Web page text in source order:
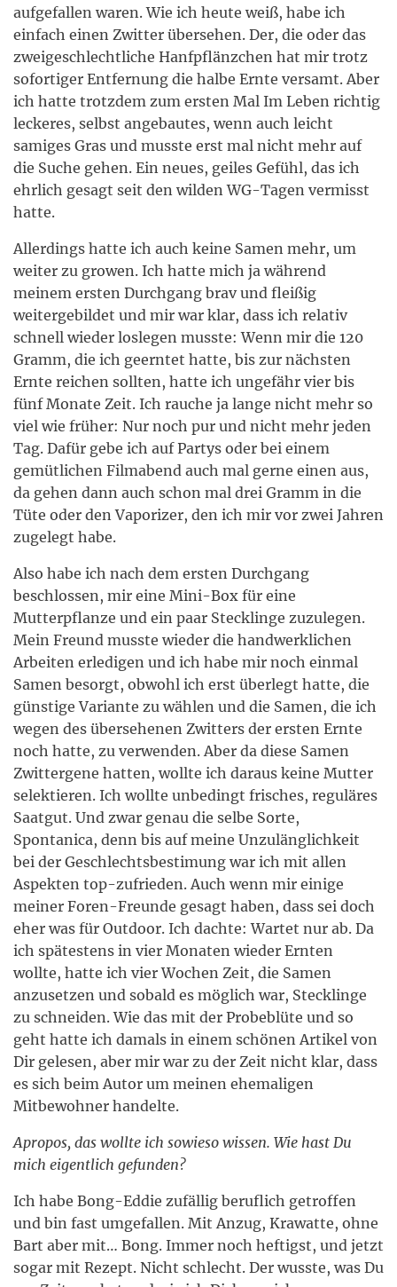
aufgefallen waren. Wie ich heute weiß, habe ich
einfach einen Zwitter übersehen. Der, die oder das
zweigeschlechtliche Hanfpflänzchen hat mir trotz
sofortiger Entfernung die halbe Ernte versamt. Aber
ich hatte trotzdem zum ersten Mal Im Leben richtig
leckeres, selbst angebautes, wenn auch leicht
samiges Gras und musste erst mal nicht mehr auf
die Suche gehen. Ein neues, geiles Gefühl, das ich
ehrlich gesagt seit den wilden WG-Tagen vermisst
hatte.
Allerdings hatte ich auch keine Samen mehr, um
weiter zu growen. Ich hatte mich ja während
meinem ersten Durchgang brav und fleißig
weitergebildet und mir war klar, dass ich relativ
schnell wieder loslegen musste: Wenn mir die 120
Gramm, die ich geerntet hatte, bis zur nächsten
Ernte reichen sollten, hatte ich ungefähr vier bis
fünf Monate Zeit. Ich rauche ja lange nicht mehr so
viel wie früher: Nur noch pur und nicht mehr jeden
Tag. Dafür gebe ich auf Partys oder bei einem
gemütlichen Filmabend auch mal gerne einen aus,
da gehen dann auch schon mal drei Gramm in die
Tüte oder den Vaporizer, den ich mir vor zwei Jahren
zugelegt habe.
Also habe ich nach dem ersten Durchgang
beschlossen, mir eine Mini-Box für eine
Mutterpflanze und ein paar Stecklinge zuzulegen.
Mein Freund musste wieder die handwerklichen
Arbeiten erledigen und ich habe mir noch einmal
Samen besorgt, obwohl ich erst überlegt hatte, die
günstige Variante zu wählen und die Samen, die ich
wegen des übersehenen Zwitters der ersten Ernte
noch hatte, zu verwenden. Aber da diese Samen
Zwittergene hatten, wollte ich daraus keine Mutter
selektieren. Ich wollte unbedingt frisches, reguläres
Saatgut. Und zwar genau die selbe Sorte,
Spontanica, denn bis auf meine Unzulänglichkeit
bei der Geschlechtsbestimung war ich mit allen
Aspekten top-zufrieden. Auch wenn mir einige
meiner Foren-Freunde gesagt haben, dass sei doch
eher was für Outdoor. Ich dachte: Wartet nur ab. Da
ich spätestens in vier Monaten wieder Ernten
wollte, hatte ich vier Wochen Zeit, die Samen
anzusetzen und sobald es möglich war, Stecklinge
zu schneiden. Wie das mit der Probeblüte und so
geht hatte ich damals in einem schönen Artikel von
Dir gelesen, aber mir war zu der Zeit nicht klar, dass
es sich beim Autor um meinen ehemaligen
Mitbewohner handelte.
Apropos, das wollte ich sowieso wissen. Wie hast Du
mich eigentlich gefunden?
Ich habe Bong-Eddie zufällig beruflich getroffen
und bin fast umgefallen. Mit Anzug, Krawatte, ohne
Bart aber mit… Bong. Immer noch heftigst, und jetzt
sogar mit Rezept. Nicht schlecht. Der wusste, was Du